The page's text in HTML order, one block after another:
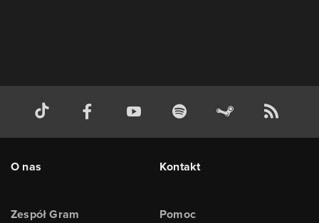
O nas
Zespół Gram
Kontakt
Pomoc